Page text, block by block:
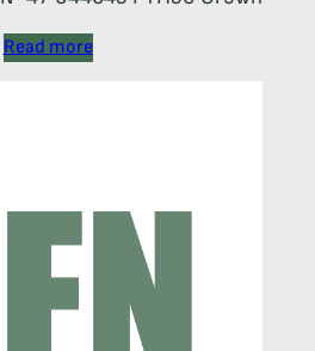
Read more